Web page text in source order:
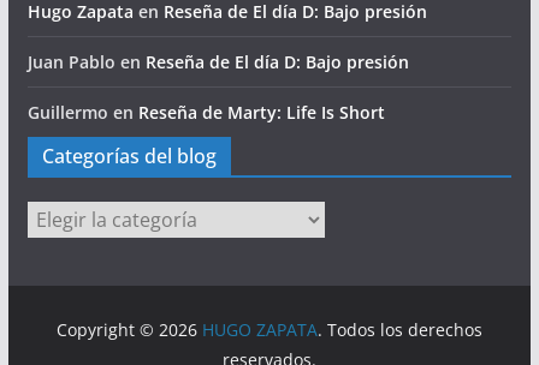
Hugo Zapata en Reseña de El día D: Bajo presión
Juan Pablo en Reseña de El día D: Bajo presión
Guillermo en Reseña de Marty: Life Is Short
Categorías del blog
Categorías
del
Copyright © 2026 HUGO ZAPATA. Todos los derechos
reservados.